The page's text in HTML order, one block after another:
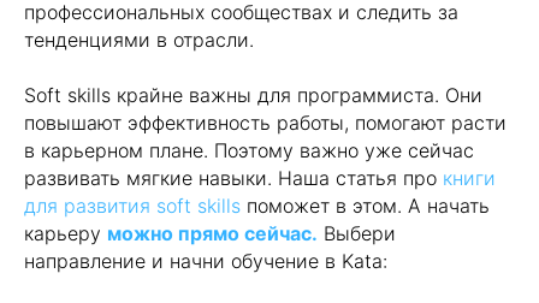
профессиональных сообществах и следить за
тенденциями в отрасли.
Soft skills крайне важны для программиста. Они
повышают эффективность работы, помогают расти
в карьерном плане. Поэтому важно уже сейчас
развивать мягкие навыки. Наша статья про книги
для развития soft skills поможет в этом. А начать
карьеру можно прямо сейчас. Выбери
направление и начни обучение в Kata: